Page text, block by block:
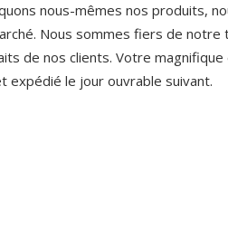
nous-mêmes nos produits,
Nous sommes fiers de notre
de nos clients. Votre
expédié le jour ouvrable suivant.